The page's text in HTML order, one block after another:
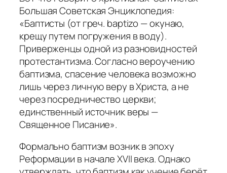
Большая Советская Энциклопедия:
«Баптисты (от греч. baptizo — окунаю,
крещу путем погружения в воду).
Приверженцы одной из разновидностей
протестантизма. Согласно вероучению
баптизма, спасение человека возможно
лишь через личную веру в Христа, а не
через посредничество церкви;
единственный источник веры —
Священное Писание».
Формально баптизм возник в эпоху
Реформации в начале XVII века. Однако